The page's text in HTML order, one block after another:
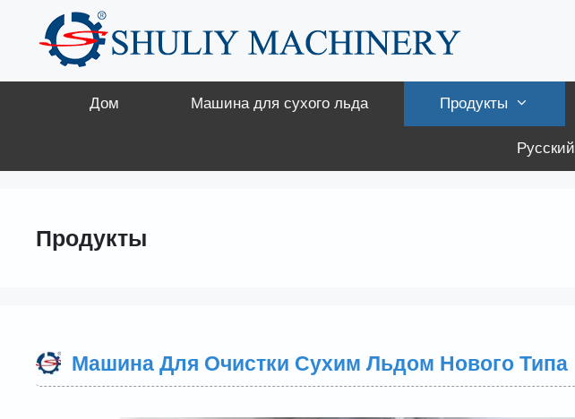
Перейти
содержимому
Дом Машина для сухого льда Продукты
Русский
Продукты
Машина Для Очистки Сухим Льдом Нового Типа